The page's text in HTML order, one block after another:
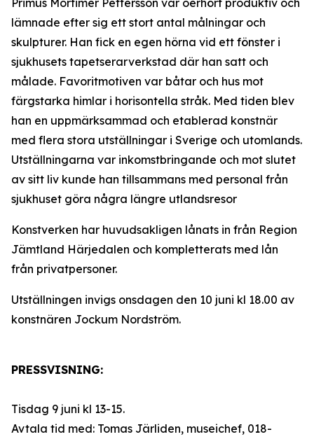
Primus Mortimer Pettersson var oerhört produktiv och
lämnade efter sig ett stort antal målningar och
skulpturer. Han fick en egen hörna vid ett fönster i
sjukhusets tapetserarverkstad där han satt och
målade. Favoritmotiven var båtar och hus mot
färgstarka himlar i horisontella stråk. Med tiden blev
han en uppmärksammad och etablerad konstnär
med flera stora utställningar i Sverige och utomlands.
Utställningarna var inkomstbringande och mot slutet
av sitt liv kunde han tillsammans med personal från
sjukhuset göra några längre utlandsresor
Konstverken har huvudsakligen lånats in från Region
Jämtland Härjedalen och kompletterats med lån
från privatpersoner.
Utställningen invigs onsdagen den 10 juni kl 18.00 av
konstnären Jockum Nordström.
PRESSVISNING:
Tisdag 9 juni kl 13-15.
Avtala tid med: Tomas Järliden, museichef, 018-